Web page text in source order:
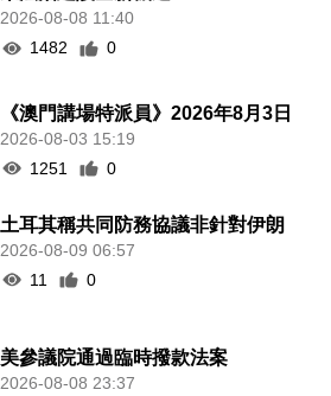
2026-08-08 11:40
1482
0
《澳門講場特派員》2026年8月3日
2026-08-03 15:19
1251
0
土耳其稱共同防務協議非針對伊朗
2026-08-09 06:57
11
0
美參議院通過臨時撥款法案
2026-08-08 23:37